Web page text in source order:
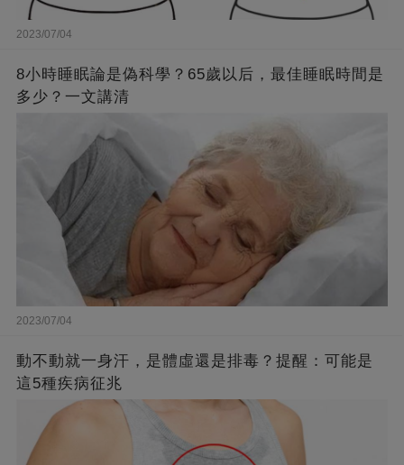
2023/07/04
8小時睡眠論是偽科學？65歲以后，最佳睡眠時間是
多少？一文講清
2023/07/04
動不動就一身汗，是體虛還是排毒？提醒：可能是
這5種疾病征兆